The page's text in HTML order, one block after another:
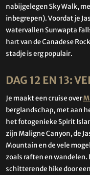
nabijgelegen Sky Walk,
inbegrepen). Voordat je
watervallen Sunwapta
hart van de Canadese
stadje is erg populair.
DAG 12 EN 13:
Je maakt een cruise over
berglandschap, met aan
het fotogenieke Spirit
zijn Maligne Canyon, de
Mountain en de vele
zoals raften en wandelen.
schitterende hike door